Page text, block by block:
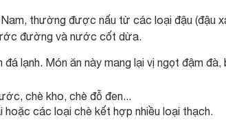
thường được nấu từ các loại đậu (đậu
đường và nước cốt dừa.
lạnh. Món ăn này mang lại vị ngọt đậm đà,
chè kho, chè đỗ đen...
hoặc các loại chè kết hợp nhiều loại thạch.